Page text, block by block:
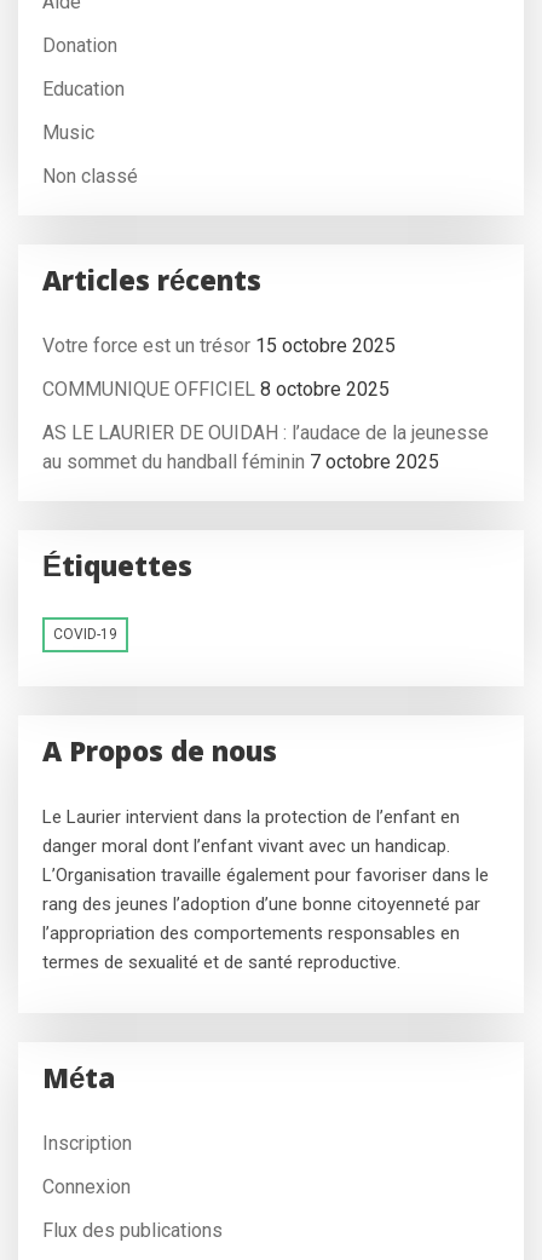
Donation
Education
Music
Non classé
Articles récents
Votre force est un trésor 15 octobre 2025
COMMUNIQUE OFFICIEL 8 octobre 2025
AS LE LAURIER DE OUIDAH : l’audace de la jeunesse
au sommet du handball féminin 7 octobre 2025
Étiquettes
COVID-19
A Propos de nous
Le Laurier intervient dans la protection de l’enfant en
danger moral dont l’enfant vivant avec un handicap.
L’Organisation travaille également pour favoriser dans le
rang des jeunes l’adoption d’une bonne citoyenneté par
l’appropriation des comportements responsables en
termes de sexualité et de santé reproductive.
Méta
Inscription
Connexion
Flux des publications